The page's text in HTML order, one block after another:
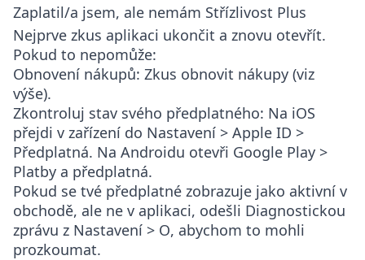
Zaplatil/a jsem, ale nemám Střízlivost Plus
Nejprve zkus aplikaci ukončit a znovu otevřít.
Pokud to nepomůže:
Obnovení nákupů: Zkus obnovit nákupy (viz
výše).
Zkontroluj stav svého předplatného: Na iOS
přejdi v zařízení do Nastavení > Apple ID >
Předplatná. Na Androidu otevři Google Play >
Platby a předplatná.
Pokud se tvé předplatné zobrazuje jako aktivní v
obchodě, ale ne v aplikaci, odešli Diagnostickou
zprávu z Nastavení > O, abychom to mohli
prozkoumat.